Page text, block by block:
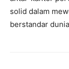
solid dalam
berstandar